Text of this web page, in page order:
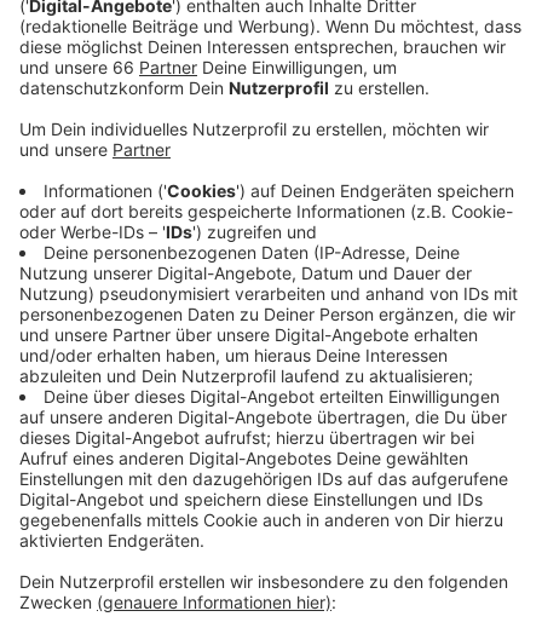
Veröffentlicht:Freitag, 04.06.2021 14:47
Anzeige
Los geht es dann genau in einer Woche (11. Juni
2021). Als Premieren stehen Rossinis „Barbier von
Sevilla“ und Richard Wagners „Tristan und Isolde“ an,
sowie ein neuer Ballettabend. Allerdings darf dabei
weniger Publikum im Saal sein, als vor der Pandemie
und es gilt Maskenpflicht im Gebäude. Beim Besuch
der Oper muss man außerdem einen höchstens 48
Stunden alten negativen Corona-Test zeigen oder den
Nachweis für ausreichen­den Impf- oder
Genesungsschutz.
Anzeige
Mehr Infos und Links zum Thema: